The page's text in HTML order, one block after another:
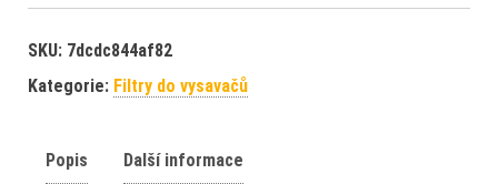
SKU: 7dcdc844af82
Kategorie: Filtry do vysavačů
Popis Další informace